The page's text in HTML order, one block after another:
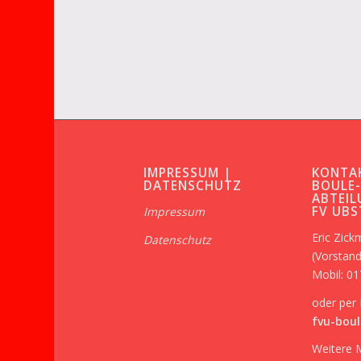
IMPRESSUM |
DATENSCHUTZ
Impressum
Datenschutz
BOULE-
FV
Eric
Mobil:
oder per
fvu-
Weitere